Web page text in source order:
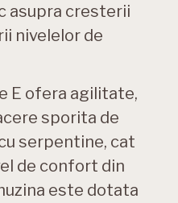
asupra cresterii
nivelelor de
E ofera agilitate,
sporita de
serpentine, cat
de confort din
este dotata